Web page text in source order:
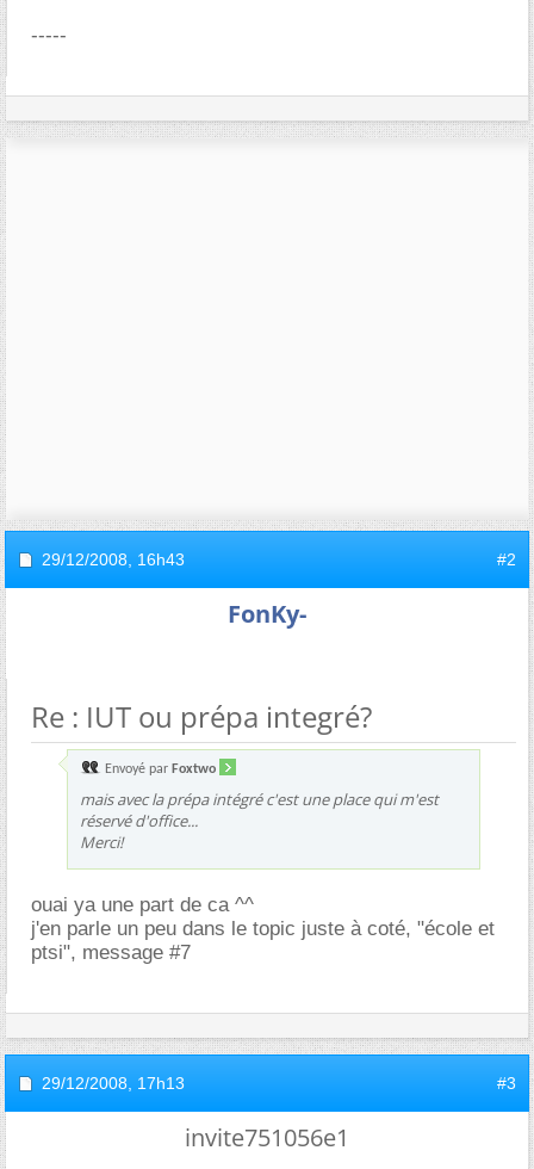
-----
29/12/2008, 16h43 #2
FonKy-
Re : IUT ou prépa integré?
Envoyé par Foxtwo
mais avec la prépa intégré c'est une place qui m'est
réservé d'office...
Merci!
ouai ya une part de ca ^^
j'en parle un peu dans le topic juste à coté, "école et
ptsi", message #7
29/12/2008, 17h13 #3
invite751056e1